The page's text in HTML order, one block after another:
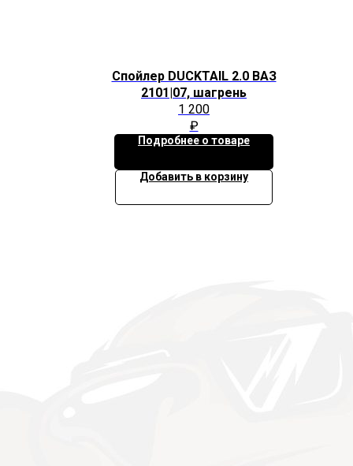
Спойлер DUCKTAIL 2.0 ВАЗ
2101|07, шагрень
1 200
₽
Подробнее о товаре
Добавить в корзину